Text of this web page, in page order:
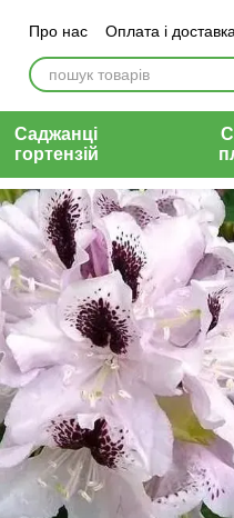
Про нас Оплата і доставка
Відгуки
Контакти
Саджанці
гортензій